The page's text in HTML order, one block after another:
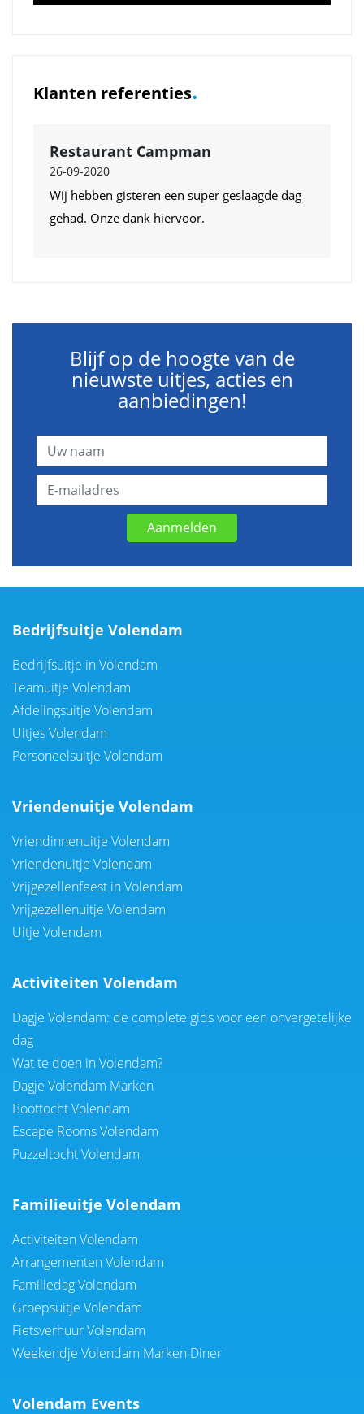
Klanten referenties.
Restaurant Campman
26-09-2020
Wij hebben gisteren een super geslaagde dag
gehad. Onze dank hiervoor.
Blijf op de hoogte van de
nieuwste uitjes, acties en
aanbiedingen!
Aanmelden
Bedrijfsuitje Volendam
Bedrijfsuitje in Volendam
Teamuitje Volendam
Afdelingsuitje Volendam
Uitjes Volendam
Personeelsuitje Volendam
Vriendenuitje Volendam
Vriendinnenuitje Volendam
Vriendenuitje Volendam
Vrijgezellenfeest in Volendam
Vrijgezellenuitje Volendam
Uitje Volendam
Activiteiten Volendam
Dagje Volendam: de complete gids voor een onvergetelijke
dag
Wat te doen in Volendam?
Dagje Volendam Marken
Boottocht Volendam
Escape Rooms Volendam
Puzzeltocht Volendam
Familieuitje Volendam
Activiteiten Volendam
Arrangementen Volendam
Familiedag Volendam
Groepsuitje Volendam
Fietsverhuur Volendam
Weekendje Volendam Marken Diner
Volendam Events